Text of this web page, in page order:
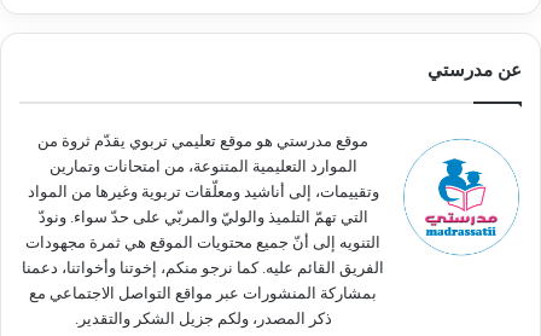
ن
عن مدرستي
موقع مدرستي هو موقع تعليمي تربوي يقدّم ثروة من
الموارد التعليمية المتنوعة، من امتحانات وتمارين
وتقييمات، إلى أناشيد ومعلّقات تربوية وغيرها من المواد
التي تهمّ التلميذ والوليّ والمربّي على حدّ سواء. ونودّ
التنويه إلى أنّ جميع محتويات الموقع هي ثمرة مجهودات
الفريق القائم عليه. كما نرجو منكم، إخوتنا وأخواتنا، دعمنا
بمشاركة المنشورات عبر مواقع التواصل الاجتماعي مع
ذكر المصدر، ولكم جزيل الشكر والتقدير.